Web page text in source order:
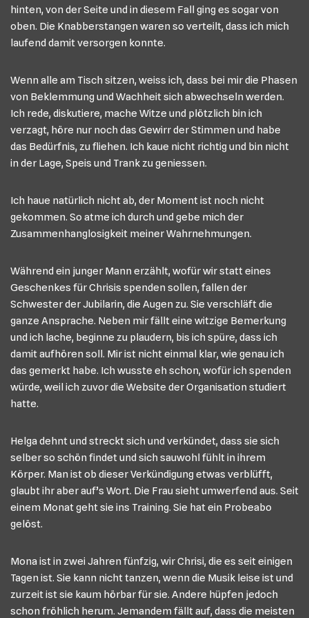
hinten, von der Seite und in diesem Fall ging es sogar von
oben. Die Knabberstangen waren so verteilt, dass ich mich
laufend damit versorgen konnte.
Wenn alle am Tisch sitzen, weiss ich, dass bei mir die Phasen
von Beklemmung und Wachheit sich abwechseln werden.
Ich rede, diskutiere, mache Witze und plötzlich bin ich
verzagt, höre nur noch das Gewirr der Stimmen und habe
das Bedürfnis, zu fliehen. Ich kaue nicht richtig und bin nicht
in der Lage, Speis und Trank zu geniessen.
Ich haue natürlich nicht ab, der Moment ist noch nicht
gekommen. So atme ich durch und gebe mich der
Zusammenhanglosigkeit meiner Wahrnehmungen.
Während ein junger Mann erzählt, wofür wir statt eines
Geschenkes für Chrisis spenden sollen, fallen der
Schwester der Jubilarin, die Augen zu. Sie verschläft die
ganze Ansprache. Neben mir fällt eine witzige Bemerkung
und ich lache, beginne zu plaudern, bis ich spüre, dass ich
damit aufhören soll. Mir ist nicht einmal klar, wie genau ich
das gemerkt habe. Ich wusste eh schon, wofür ich spenden
würde, weil ich zuvor die Website der Organisation studiert
hatte.
Helga dehnt und streckt sich und verkündet, dass sie sich
selber so schön findet und sich sauwohl fühlt in ihrem
Körper. Man ist ob dieser Verkündigung etwas verblüfft,
glaubt ihr aber auf’s Wort. Die Frau sieht umwerfend aus. Seit
einem Monat geht sie ins Training. Sie hat ein Probeabo
gelöst.
Mona ist in zwei Jahren fünfzig, wir Chrisi, die es seit einigen
Tagen ist. Sie kann nicht tanzen, wenn die Musik leise ist und
zurzeit ist sie kaum hörbar für sie. Andere hüpfen jedoch
schon fröhlich herum. Jemandem fällt auf, dass die meisten